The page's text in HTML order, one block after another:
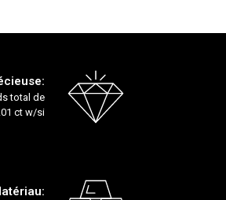
total de
ct w/si